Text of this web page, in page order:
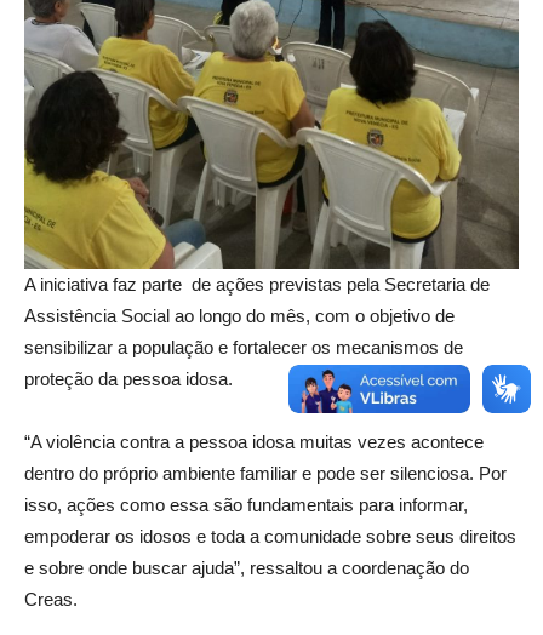
A iniciativa faz parte de ações previstas pela Secretaria de
Assistência Social ao longo do mês, com o objetivo de
sensibilizar a população e fortalecer os mecanismos de
proteção da pessoa idosa.
“A violência contra a pessoa idosa muitas vezes acontece
dentro do próprio ambiente familiar e pode ser silenciosa. Por
isso, ações como essa são fundamentais para informar,
empoderar os idosos e toda a comunidade sobre seus direitos
e sobre onde buscar ajuda”, ressaltou a coordenação do
Creas.